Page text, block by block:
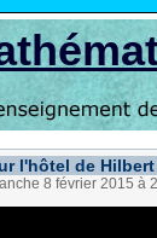
l'hôtel de Hilbert
8 février 2015 à